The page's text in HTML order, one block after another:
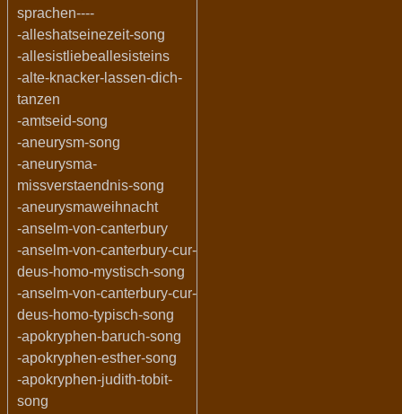
sprachen----
-alleshatseinezeit-song
-allesistliebeallesisteins
-alte-knacker-lassen-dich-
tanzen
-amtseid-song
-aneurysm-song
-aneurysma-
missverstaendnis-song
-aneurysmaweihnacht
-anselm-von-canterbury
-anselm-von-canterbury-cur-
deus-homo-mystisch-song
-anselm-von-canterbury-cur-
deus-homo-typisch-song
-apokryphen-baruch-song
-apokryphen-esther-song
-apokryphen-judith-tobit-
song